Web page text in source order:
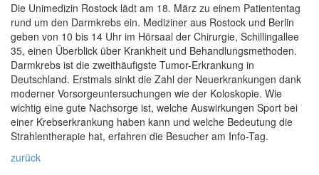
Die Unimedizin Rostock lädt am 18. März zu einem Patiententag
rund um den Darmkrebs ein. Mediziner aus Rostock und Berlin
geben von 10 bis 14 Uhr im Hörsaal der Chirurgie, Schillingallee
35, einen Überblick über Krankheit und Behandlungsmethoden.
Darmkrebs ist die zweithäufigste Tumor-Erkrankung in
Deutschland. Erstmals sinkt die Zahl der Neuerkrankungen dank
moderner Vorsorgeuntersuchungen wie der Koloskopie. Wie
wichtig eine gute Nachsorge ist, welche Auswirkungen Sport bei
einer Krebserkrankung haben kann und welche Bedeutung die
Strahlentherapie hat, erfahren die Besucher am Info-Tag.
zurück